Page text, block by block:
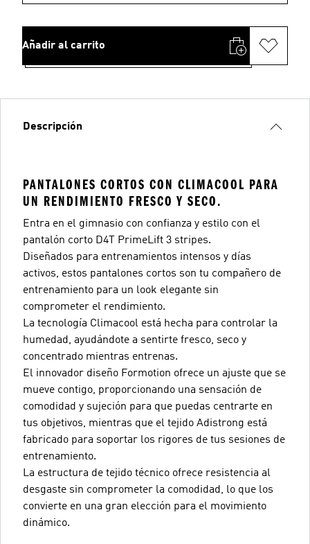
Añadir al carrito
Descripción
PANTALONES CORTOS CON CLIMACOOL PARA
UN RENDIMIENTO FRESCO Y SECO.
Entra en el gimnasio con confianza y estilo con el
pantalón corto D4T PrimeLift 3 stripes.
Diseñados para entrenamientos intensos y días
activos, estos pantalones cortos son tu compañero de
entrenamiento para un look elegante sin
comprometer el rendimiento.
La tecnología Climacool está hecha para controlar la
humedad, ayudándote a sentirte fresco, seco y
concentrado mientras entrenas.
El innovador diseño Formotion ofrece un ajuste que se
mueve contigo, proporcionando una sensación de
comodidad y sujeción para que puedas centrarte en
tus objetivos, mientras que el tejido Adistrong está
fabricado para soportar los rigores de tus sesiones de
entrenamiento.
La estructura de tejido técnico ofrece resistencia al
desgaste sin comprometer la comodidad, lo que los
convierte en una gran elección para el movimiento
dinámico.